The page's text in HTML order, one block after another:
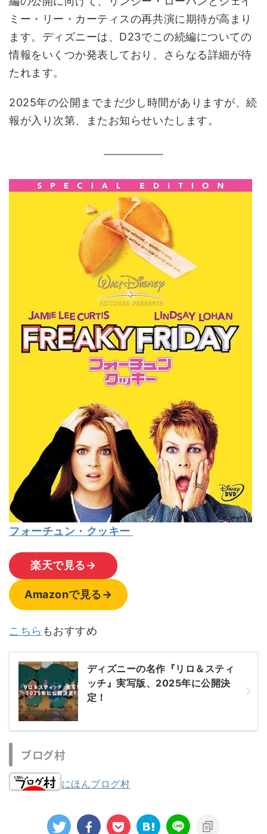
ミー・リー・カーティスの再共演に期待が高まり
ます。ディズニーは、D23でこの続編についての
情報をいくつか発表しており、さらなる詳細が待
たれます。
2025年の公開までまだ少し時間がありますが、続
報が入り次第、またお知らせいたします。
フォーチュン・クッキー
楽天で見る→
Amazonで見る→
こちら もおすすめ
ディズニーの名作『リロ＆スティ
ッチ』実写版、2025年に公開決
定！
ブログ村
にほんブログ村